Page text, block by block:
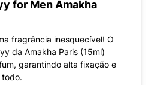
for Men Amakha
fragrância inesquecível! O
da Amakha Paris (15ml)
garantindo alta fixação e
todo.